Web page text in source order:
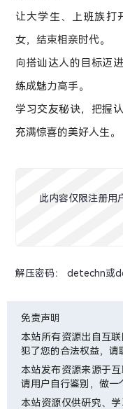
让大学生、上班族打
女，结束相亲时代。
向搭讪达人的目标迈
练成魅力高手。
学习交友秘诀，把握
充满惊喜的美好人生。
此内容仅限注册用
解压密码： detechn或
免责声明
本站所有资源出自互
犯了您的合法权益，请
本站发布资源来源于
请用户自行鉴别，做一
本站资源仅供研究、